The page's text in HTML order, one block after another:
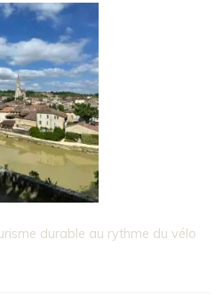
durable au rythme du vélo